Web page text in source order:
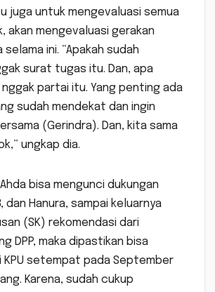
juga untuk mengevaluasi semua
akan mengevaluasi gerakan
selama ini. “Apakah sudah
surat tugas itu. Dan, apa
partai itu. Yang penting ada
sudah mendekat dan ingin
(Gerindra). Dan, kita sama
ungkap dia.
bisa mengunci dukungan
dan Hanura, sampai keluarnya
(SK) rekomendasi dari
DPP, maka dipastikan bisa
setempat pada September
Karena, sudah cukup